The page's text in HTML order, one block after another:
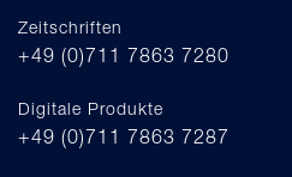
Zeitschriften
+49 (0)711 7863 7280
Digitale Produkte
+49 (0)711 7863 7287